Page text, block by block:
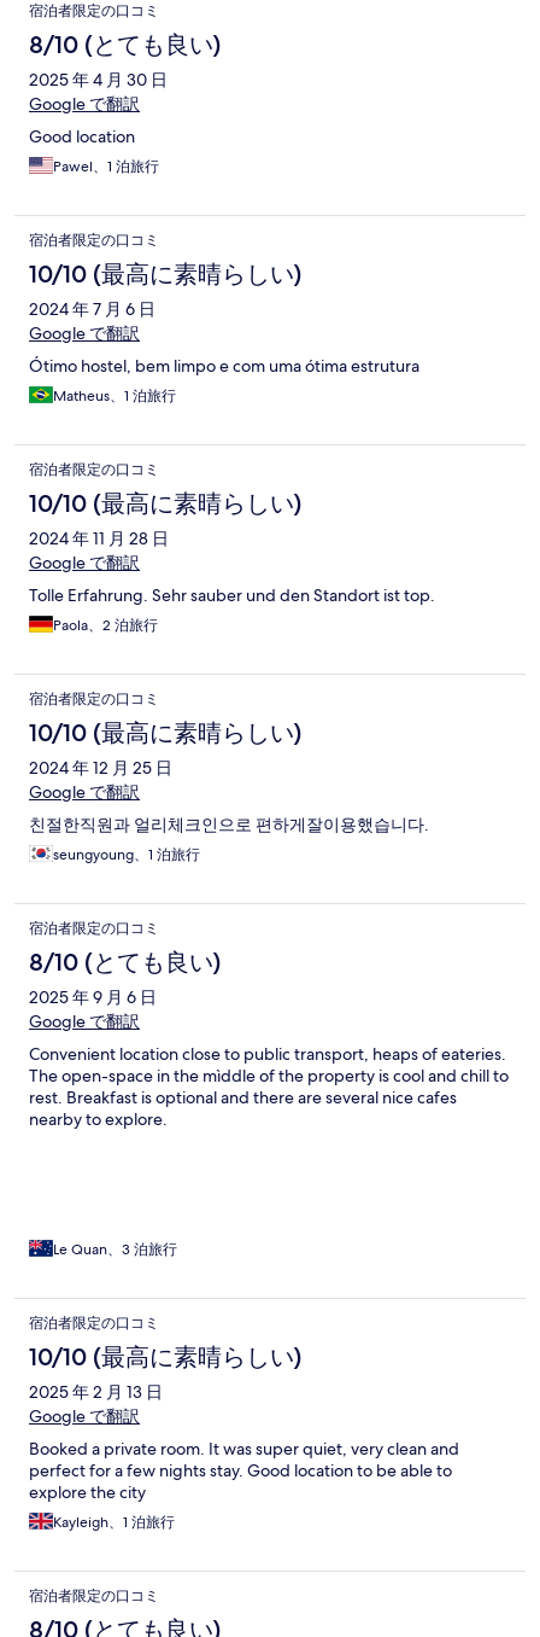
宿泊者限定の口コミ
8/10 (とても良い)
2025 年 4 月 30 日
Google で翻訳
Good location
Pawel、1 泊旅行
宿泊者限定の口コミ
10/10 (最高に素晴らしい)
2024 年 7 月 6 日
Google で翻訳
Ótimo hostel, bem limpo e com uma ótima estrutura
Matheus、1 泊旅行
宿泊者限定の口コミ
10/10 (最高に素晴らしい)
2024 年 11 月 28 日
Google で翻訳
Tolle Erfahrung. Sehr sauber und den Standort ist top.
Paola、2 泊旅行
宿泊者限定の口コミ
10/10 (最高に素晴らしい)
2024 年 12 月 25 日
Google で翻訳
친절한직원과 얼리체크인으로 편하게잘이용했습니다.
seungyoung、1 泊旅行
宿泊者限定の口コミ
8/10 (とても良い)
2025 年 9 月 6 日
Google で翻訳
Convenient location close to public transport, heaps of eateries.
The open-space in the mìddle of the property is cool and chill to
rest. Breakfast is optional and there are several nice cafes
nearby to explore.
Le Quan、3 泊旅行
宿泊者限定の口コミ
10/10 (最高に素晴らしい)
2025 年 2 月 13 日
Google で翻訳
Booked a private room. It was super quiet, very clean and
perfect for a few nights stay. Good location to be able to
explore the city
Kayleigh、1 泊旅行
宿泊者限定の口コミ
8/10 (とても良い)